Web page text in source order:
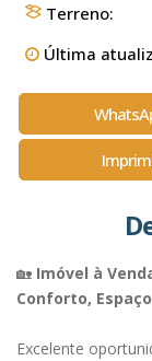
Terreno:
Última
🏡 Imóvel à
Conforto,
Excelente